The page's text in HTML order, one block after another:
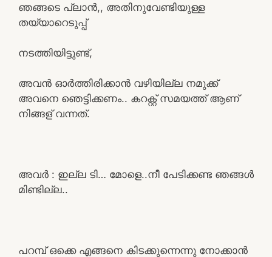
ഞങ്ങടെ പ്ലാൻ,, അതിനുവേണ്ടിയുള്ള
തയ്യാറെടുപ്പ്
നടത്തിയിട്ടുണ്ട്,
അവൻ ഓർത്തിരിക്കാൻ വഴിയില്ല നമുക്ക്
അവനെ ഞെട്ടിക്കണം.. കറക്റ്റ് സമയത്ത് ആണ്
നിങ്ങള് വന്നത്.
അവർ : ഇല്ല ടി… മോളെ..നീ പേടിക്കണ്ട ഞങ്ങൾ
മിണ്ടില്ല..
പറമ്പ് ഒക്കെ എങ്ങനെ കിടക്കുന്നെന്നു നോക്കാൻ